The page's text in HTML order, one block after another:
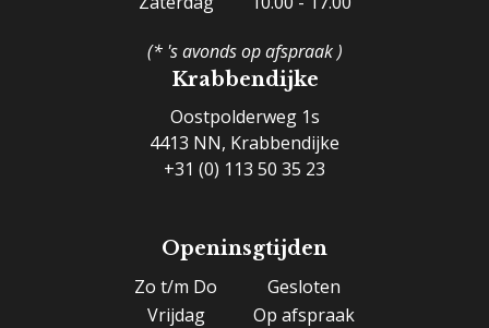
(* 's avonds op afspraak )
Krabbendijke
Oostpolderweg 1s
4413 NN, Krabbendijke
+31 (0) 113 50 35 23
Openinsgtijden
Zo t/m Do
Gesloten
Vrijdag
Op afspraak